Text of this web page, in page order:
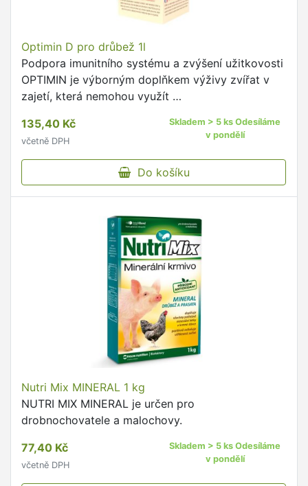
Optimin D pro drůbež 1l
Podpora imunitního systému a zvýšení užitkovosti
OPTIMIN je výborným doplňkem výživy zvířat v
zajetí, která nemohou využít …
135,40 Kč
včetně DPH
Skladem > 5 ks Odesíláme
v pondělí
Do košíku
Nutri Mix MINERAL 1 kg
NUTRI MIX MINERAL je určen pro
drobnochovatele a malochovy.
77,40 Kč
včetně DPH
Skladem > 5 ks Odesíláme
v pondělí